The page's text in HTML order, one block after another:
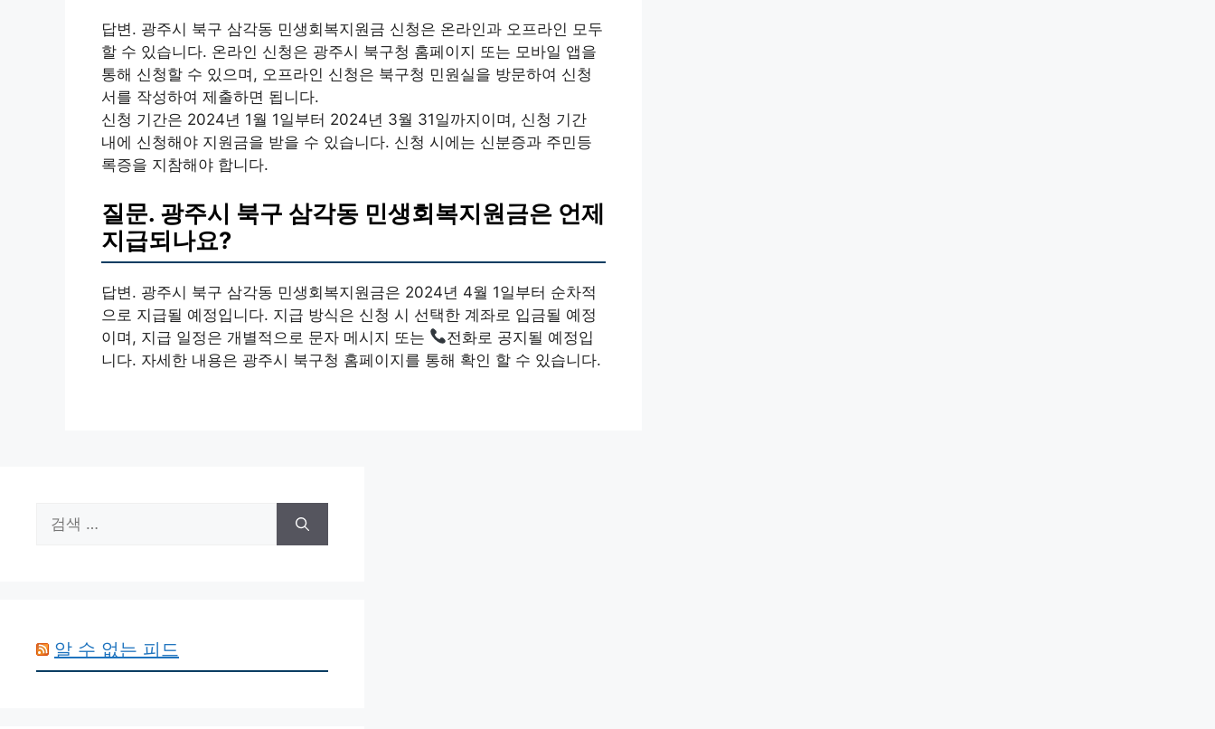
답변. 광주시 북구 삼각동 민생회복지원금 신청은 온라인과 오프라인 모두
할 수 있습니다. 온라인 신청은 광주시 북구청 홈페이지 또는 모바일 앱을
통해 신청할 수 있으며, 오프라인 신청은 북구청 민원실을 방문하여 신청
서를 작성하여 제출하면 됩니다.
신청 기간은 2024년 1월 1일부터 2024년 3월 31일까지이며, 신청 기간
내에 신청해야 지원금을 받을 수 있습니다. 신청 시에는 신분증과 주민등
록증을 지참해야 합니다.
질문. 광주시 북구 삼각동 민생회복지원금은 언제
지급되나요?
답변. 광주시 북구 삼각동 민생회복지원금은 2024년 4월 1일부터 순차적
으로 지급될 예정입니다. 지급 방식은 신청 시 선택한 계좌로 입금될 예정
이며, 지급 일정은 개별적으로 문자 메시지 또는
전화로 공지될 예정입
니다. 자세한 내용은 광주시 북구청 홈페이지를 통해 확인 할 수 있습니다.
색:
알 수 없는 피드